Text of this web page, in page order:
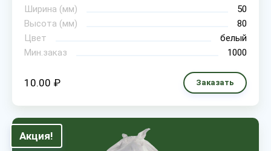
Ширина (мм)
50
Высота (мм)
80
Цвет
белый
Мин.заказ
1000
10.00 ₽ Заказать
Акция!